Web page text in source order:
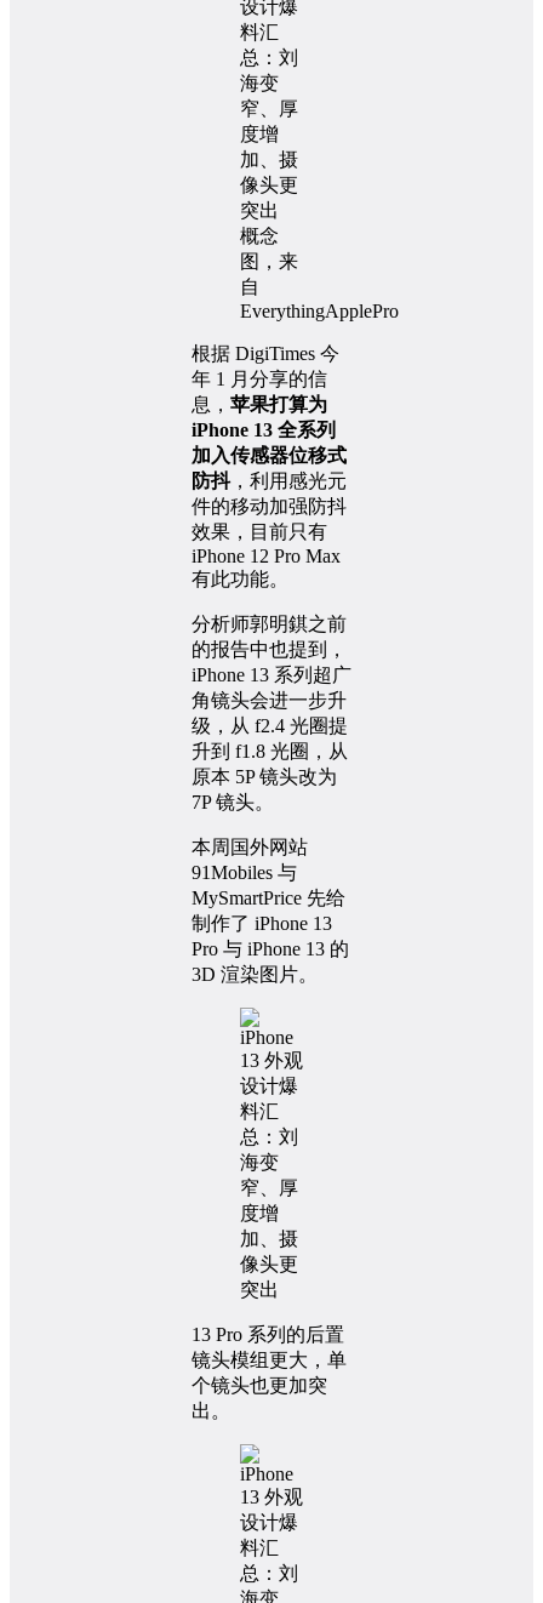
概念
图，来
自
EverythingApplePro
根据 DigiTimes 今
年 1 月分享的信
息， 苹果打算为
iPhone 13 全系列
加入传感器位移式
防抖，利用感光元
件的移动加强防抖
效果，目前只有
iPhone 12 Pro Max
有此功能。
分析师郭明錤之前
的报告中也提到，
iPhone 13 系列超广
角镜头会进一步升
级，从 f2.4 光圈提
升到 f1.8 光圈，从
原本 5P 镜头改为
7P 镜头。
本周国外网站
91Mobiles 与
MySmartPrice 先给
制作了 iPhone 13
Pro 与 iPhone 13 的
3D 渲染图片。
13 Pro 系列的后置
镜头模组更大，单
个镜头也更加突
出。